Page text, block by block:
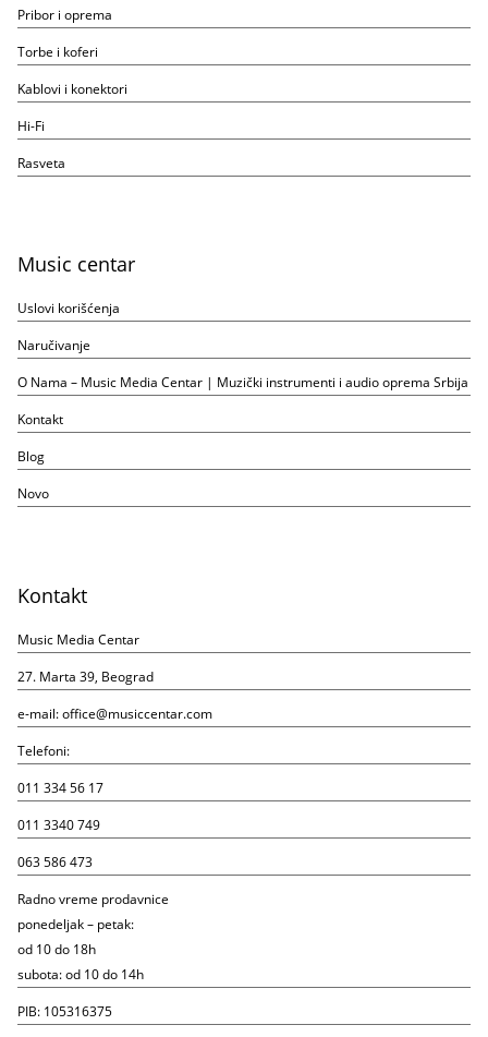
Pribor i oprema
Torbe i koferi
Kablovi i konektori
Hi-Fi
Rasveta
Music centar
Uslovi korišćenja
Naručivanje
O Nama – Music Media Centar | Muzički instrumenti i audio oprema Srbija
Kontakt
Blog
Novo
Kontakt
Music Media Centar
27. Marta 39, Beograd
e-mail:office@musiccentar.com
Telefoni:
011 334 56 17
011 3340 749
063 586 473
Radno vreme prodavnice
ponedeljak – petak:
od 10 do 18h
subota: od 10 do 14h
PIB: 105316375